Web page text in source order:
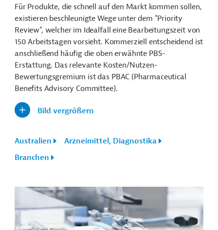
Für Produkte, die schnell auf den Markt kommen sollen,
existieren beschleunigte Wege unter dem "Priority
Review", welcher im Idealfall eine Bearbeitungszeit von
150 Arbeitstagen vorsieht. Kommerziell entscheidend ist
anschließend häufig die oben erwähnte PBS-
Erstattung. Das relevante Kosten/Nutzen-
Bewertungsgremium ist das PBAC (Pharmaceutical
Benefits Advisory Committee).
Bild vergrößern
Australien
Arzneimittel, Diagnostika
Branchen